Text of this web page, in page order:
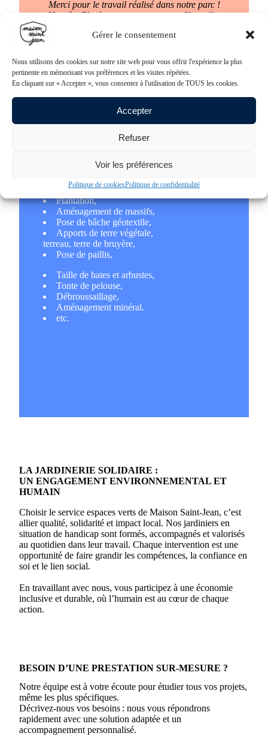
Gérer le consentement
Nous utilisons des cookies sur notre site web pour vous offrir l'expérience la plus
pertinente en mémorisant vos préférences et les visites répétées.
En cliquant sur « Accepter », vous consentez à l'utilisation de TOUS les cookies.
Accepter
Refuser
Voir les préférences
Politique de cookiesPolitique de confidentialité
Merci pour le travail réalisé dans notre parc !
Hervé – Elu dans une commune en Nouvelle-
COMPETENCES
Plantation,
Aménagement de massifs,
Pose de bâche géotextile,
Apports de terre végétale,
terreau, terre de bruyère,
Pose de paillis,
Taille de haies et arbustes,
Tonte de pelouse,
Débroussaillage,
Aménagement minéral.
etc.
LA JARDINERIE SOLIDAIRE :
UN ENGAGEMENT ENVIRONNEMENTAL ET
HUMAIN
Choisir le service espaces verts de Maison Saint-Jean, c’est
allier qualité, solidarité et impact local. Nos jardiniers en
situation de handicap sont formés, accompagnés et valorisés
au quotidien dans leur travail. Chaque intervention est une
opportunité de faire grandir les compétences, la confiance en
soi et le lien social.
En travaillant avec nous, vous participez à une économie
inclusive et durable, où l’humain est au cœur de chaque
action.
BESOIN D’UNE PRESTATION SUR-MESURE ?
Notre équipe est à votre écoute pour étudier tous vos projets,
même les plus spécifiques.
Décrivez-nous vos besoins : nous vous répondrons
rapidement avec une solution adaptée et un
accompagnement personnalisé.